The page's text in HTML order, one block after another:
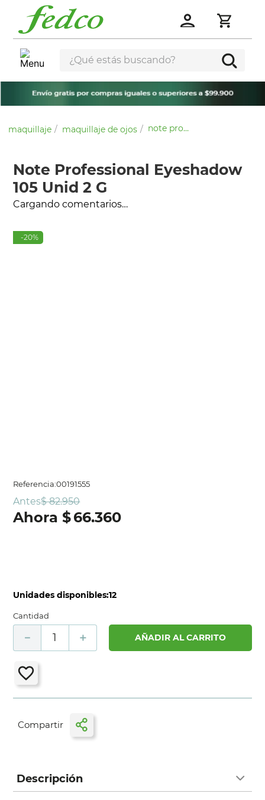
¿Qué estás buscando?
maquillaje maquillaje de ojos note professional eyeshadow 105 unid 2 g
Note Professional Eyeshadow
105 Unid 2 G
Cargando comentarios…
-20%
Referencia:00191555
Antes$ 82.950
$66.360
Unidades disponibles:12
Cantidad
＋
－ AÑADIR AL CARRITO
Descripción